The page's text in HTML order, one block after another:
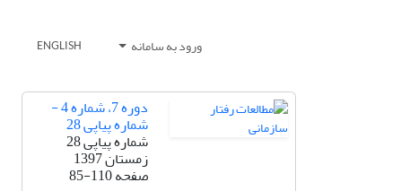
ورود به سامانه ENGLISH
دوره 7، شماره 4 -
شماره پیاپی 28
شماره پیاپی 28
زمستان 1397
صفحه85-110